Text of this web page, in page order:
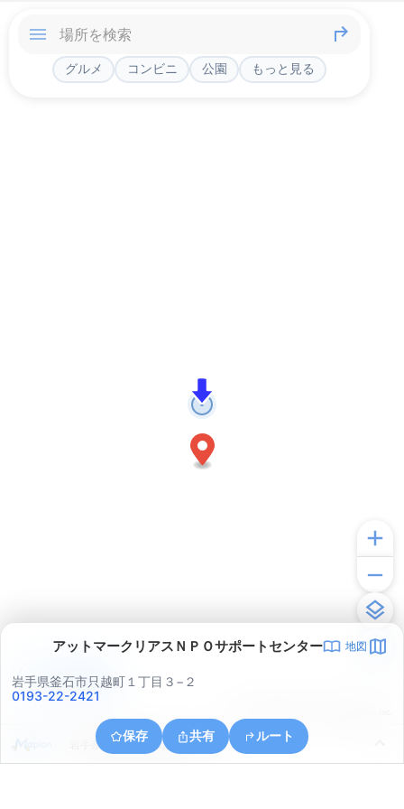
グルメ コンビニ 公園 もっと見る
アットマークリアスＮＰＯサポートセンター 地図
岩手県釜石市只越町１丁目３−２
0193-22-2421
保存 共有 ルート
岩手県釜石市両石町第４地割
アプリで見る